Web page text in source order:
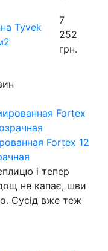
Tyvek
7
252
грн.
Fortex 12
і тепер
не капає, шви
Сусід вже теж